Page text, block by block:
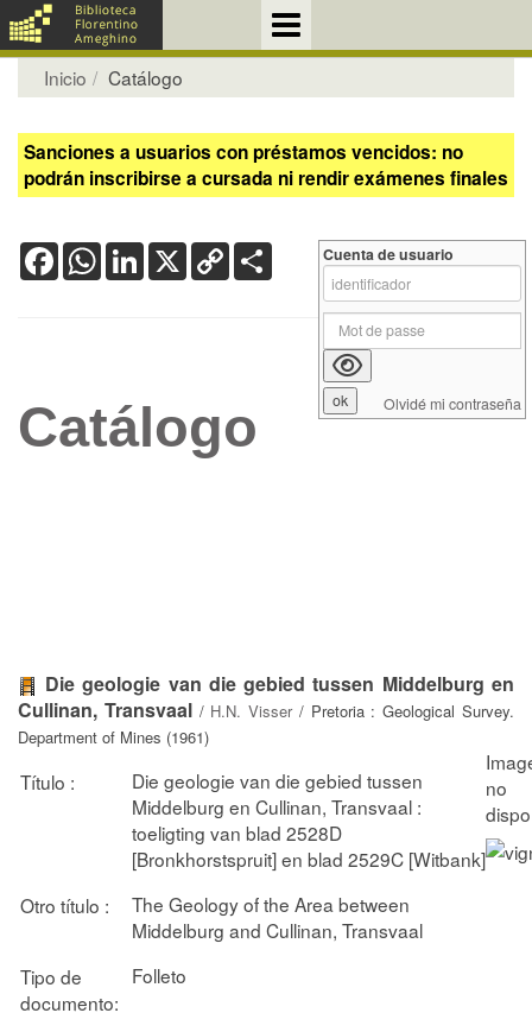
Inicio Catálogo
Sanciones a usuarios con préstamos vencidos: no
podrán inscribirse a cursada ni rendir exámenes finales
FacebookWhatsApp
LinkedIn
X Copy
Link
Catálogo
Die geologie van die gebied tussen Middelburg en
Cullinan, Transvaal/ H.N. Visser/ Pretoria : Geological Survey.
Department of Mines (1961)
Título :
Die geologie van die gebied tussen
Middelburg en Cullinan, Transvaal :
toeligting van blad 2528D
[Bronkhorstspruit] en blad 2529C [Witbank]
Otro título :
The Geology of the Area between
Middelburg and Cullinan, Transvaal
Tipo de
documento:
Folleto
Cuenta de usuario
Olvidé mi contraseña